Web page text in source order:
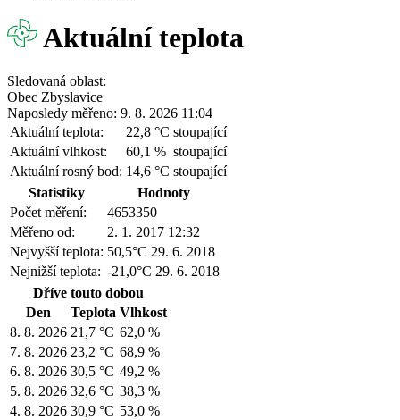
Aktuální teplota
Sledovaná oblast:
Obec Zbyslavice
Naposledy měřeno: 9. 8. 2026 11:04
Aktuální teplota:
22,8 °C stoupající
Aktuální vlhkost:
60,1 % stoupající
Aktuální rosný bod: 14,6 °C stoupající
Statistiky
Hodnoty
Počet měření:
4653350
Měřeno od:
2. 1. 2017 12:32
Nejvyšší teplota: 50,5°C 29. 6. 2018
Nejnižší teplota: -21,0°C 29. 6. 2018
Dříve touto dobou
Den
Teplota Vlhkost
8. 8. 2026 21,7 °C 62,0 %
7. 8. 2026 23,2 °C 68,9 %
6. 8. 2026 30,5 °C 49,2 %
5. 8. 2026 32,6 °C 38,3 %
4. 8. 2026 30,9 °C 53,0 %